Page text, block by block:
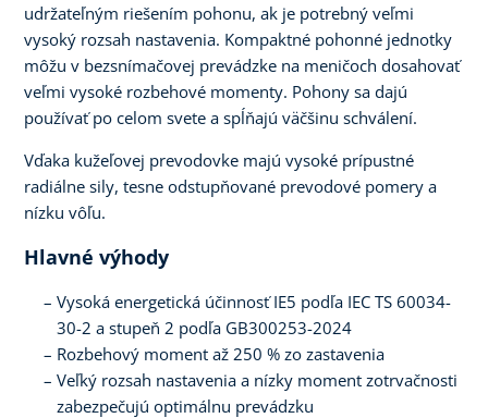
udržateľným riešením pohonu, ak je potrebný veľmi
vysoký rozsah nastavenia. Kompaktné pohonné jednotky
môžu v bezsnímačovej prevádzke na meničoch dosahovať
veľmi vysoké rozbehové momenty. Pohony sa dajú
používať po celom svete a spĺňajú väčšinu schválení.
Vďaka kužeľovej prevodovke majú vysoké prípustné
radiálne sily, tesne odstupňované prevodové pomery a
nízku vôľu.
Hlavné výhody
Vysoká energetická účinnosť IE5 podľa IEC TS 60034-
30-2 a stupeň 2 podľa GB300253-2024
Rozbehový moment až 250 % zo zastavenia
Veľký rozsah nastavenia a nízky moment zotrvačnosti
zabezpečujú optimálnu prevádzku